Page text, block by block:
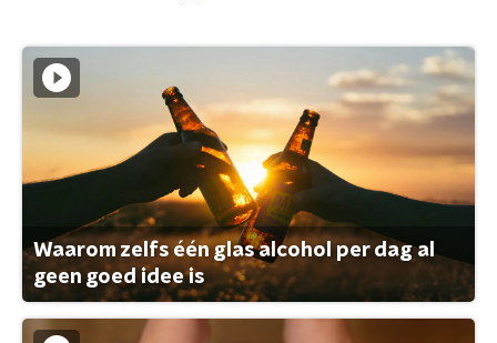
Waarom zelfs één glas alcohol per dag al
geen goed idee is